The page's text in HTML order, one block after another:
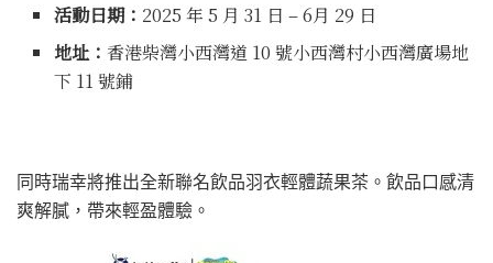
活動日期： 2025 年 5 月 31 日 – 6月 29 日
地址： 香港柴灣小西灣道 10 號小西灣村小西灣廣場地
下 11 號鋪
同時瑞幸將推出全新聯名飲品羽衣輕體蔬果茶。飲品口感清
爽解膩，帶來輕盈體驗。